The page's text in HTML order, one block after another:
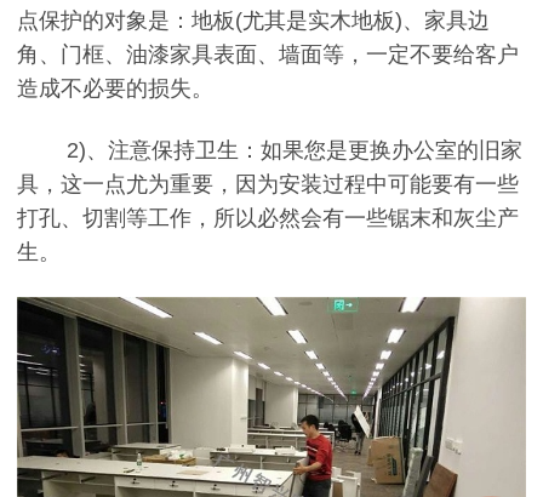
点保护的对象是：地板(尤其是实木地板)、家具边
角、门框、油漆家具表面、墙面等，一定不要给客户
造成不必要的损失。
2)、注意保持卫生：如果您是更换办公室的旧家
具，这一点尤为重要，因为安装过程中可能要有一些
打孔、切割等工作，所以必然会有一些锯末和灰尘产
生。